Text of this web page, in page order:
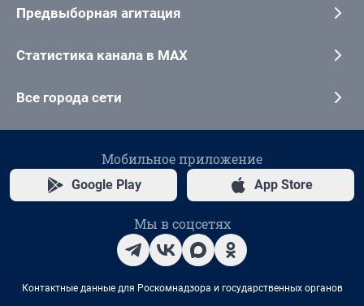
Предвыборная агитация
Статистика канала в MAX
Все города сети
Мобильное приложение
Google Play App Store
Мы в соцсетях
Контактные данные для Роскомнадзора и государственных органов